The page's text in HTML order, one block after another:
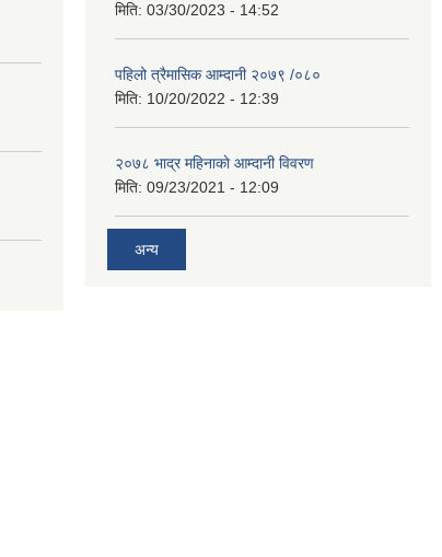
मिति: 03/30/2023 - 14:52
पहिलो त्रैमासिक आम्दानी २०७९ /०८०
मिति: 10/20/2022 - 12:39
२०७८ भाद्र महिनाकाे आम्दानी विवरण
मिति: 09/23/2021 - 12:09
अन्य